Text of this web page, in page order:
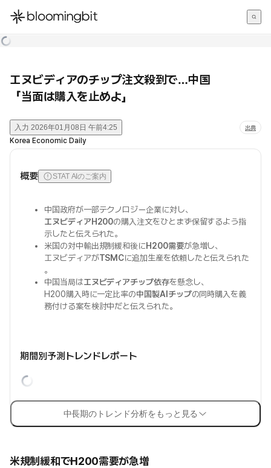
한국어
エヌビディアのチップ注文殺到で…中国
「当面は購入を止めよ」
入力 2026年01月08日 午前4:25 出典
Korea Economic Daily
概要 STAT AIのご案内
中国政府が一部テクノロジー企業に対し、
エヌビディアH200の購入注文をひとまず保留するよう指
示したと伝えられた。
米国の対中輸出規制緩和後にH200需要が急増し、
エヌビディアがTSMCに追加生産を依頼したと伝えられた
。
中国当局はエヌビディアチップ依存を懸念し、
H200購入時に一定比率の中国製AIチップの同時購入を義
務付ける案を検討中だと伝えられた。
期間別予測トレンドレポート
中長期のトレンド分析をもっと見る
米規制緩和でH200需要が急増